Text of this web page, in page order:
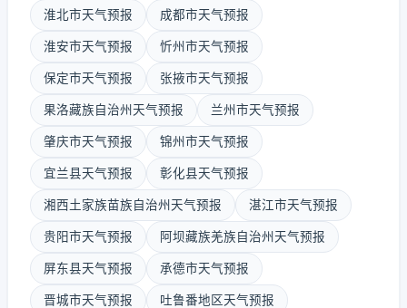
淮北市天气预报 成都市天气预报
淮安市天气预报 忻州市天气预报
保定市天气预报 张掖市天气预报
果洛藏族自治州天气预报 兰州市天气预报
肇庆市天气预报 锦州市天气预报
宜兰县天气预报 彰化县天气预报
湘西土家族苗族自治州天气预报 湛江市天气预报
贵阳市天气预报 阿坝藏族羌族自治州天气预报
屏东县天气预报 承德市天气预报
晋城市天气预报 吐鲁番地区天气预报